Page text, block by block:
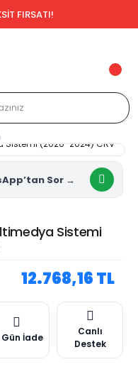
FIRSATI!
Sistemi
12.768,16 TL
Gün İade
Canlı
Destek